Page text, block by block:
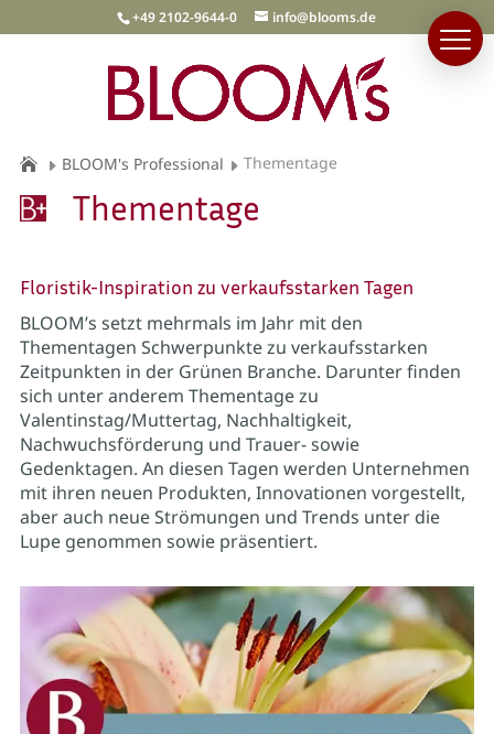
+49 2102-9644-0 info@blooms.de
BLOOM's Professional Thementage
Thementage
Floristik-Inspiration zu verkaufsstarken Tagen
BLOOM’s setzt mehrmals im Jahr mit den
Thementagen Schwerpunkte zu verkaufsstarken
Zeitpunkten in der Grünen Branche. Darunter finden
sich unter anderem Thementage zu
Valentinstag/Muttertag, Nachhaltigkeit,
Nachwuchsförderung und Trauer- sowie
Gedenktagen. An diesen Tagen werden Unternehmen
mit ihren neuen Produkten, Innovationen vorgestellt,
aber auch neue Strömungen und Trends unter die
Lupe genommen sowie präsentiert.